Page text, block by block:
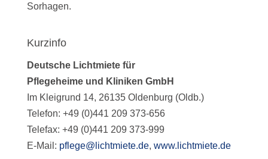
Sorhagen.
Kurzinfo
Deutsche Lichtmiete für
Pflegeheime und Kliniken GmbH
Im Kleigrund 14, 26135 Oldenburg (Oldb.)
Telefon: +49 (0)441 209 373-656
Telefax: +49 (0)441 209 373-999
E-Mail: pflege@lichtmiete.de, www.lichtmiete.de